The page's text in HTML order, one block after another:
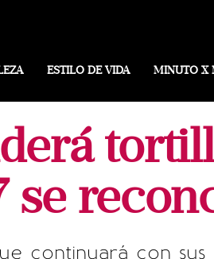
ESTILO DE VIDA MINUTO X
se
continuará con